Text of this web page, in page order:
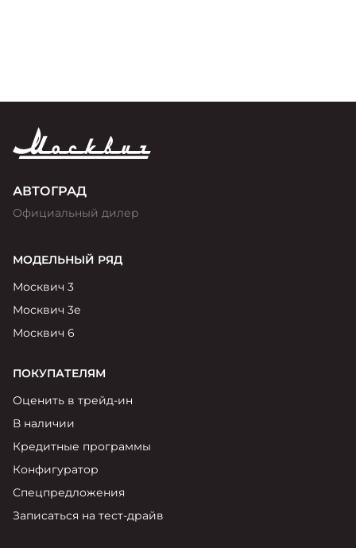
АВТОГРАД
Официальный дилер
МОДЕЛЬНЫЙ РЯД
Москвич 3
Москвич 3е
Москвич 6
ПОКУПАТЕЛЯМ
Оценить в трейд-ин
В наличии
Кредитные программы
Конфигуратор
Спецпредложения
Записаться на тест-драйв